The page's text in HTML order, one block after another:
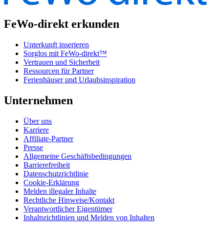
FeWo-direkt erkunden
Unterkunft inserieren
Sorglos mit FeWo-direkt™
Vertrauen und Sicherheit
Ressourcen für Partner
Ferienhäuser und Urlaubsinspiration
Unternehmen
Über uns
Karriere
Affiliate-Partner
Presse
Allgemeine Geschäftsbedingungen
Barrierefreiheit
Datenschutzrichtlinie
Cookie-Erklärung
Melden illegaler Inhalte
Rechtliche Hinweise/Kontakt
Verantwortlicher Eigentümer
Inhaltsrichtlinien und Melden von Inhalten